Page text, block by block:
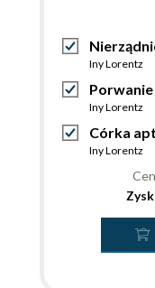
Iny Lorentz
Iny Lorentz
Córka
Iny Lorentz